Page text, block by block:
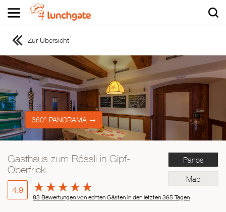
ZUR STARTSEITE
ZUR RESTAURANTSUCHE
Asiatisch
Italienisch
Französisch
Traditionell
Mexikanisch
Zur Übersicht
360° PANORAMA →
Panos
Map
Gasthaus zum Rössli in Gipf-
Oberfrick
4.9
83 Bewertungen von echten Gästen in den letzten 365 Tagen